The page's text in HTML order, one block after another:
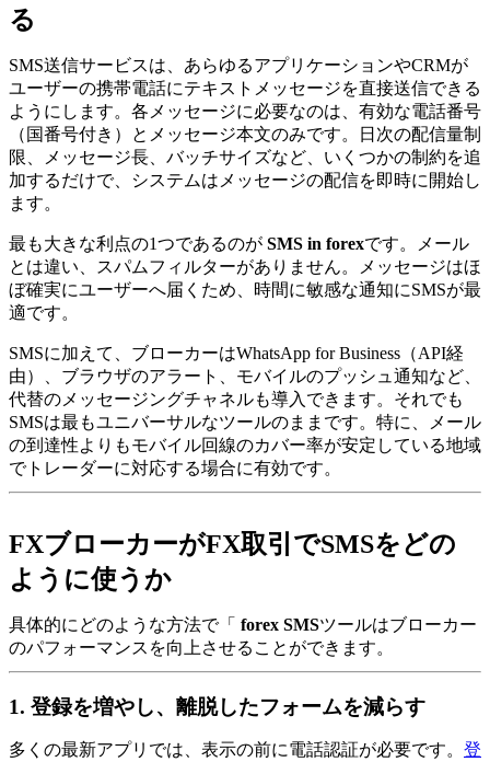
る
SMS送信サービスは、あらゆるアプリケーションやCRMが
ユーザーの携帯電話にテキストメッセージを直接送信できる
ようにします。各メッセージに必要なのは、有効な電話番号
（国番号付き）とメッセージ本文のみです。日次の配信量制
限、メッセージ長、バッチサイズなど、いくつかの制約を追
加するだけで、システムはメッセージの配信を即時に開始し
ます。
最も大きな利点の1つであるのが SMS in forexです。メール
とは違い、スパムフィルターがありません。メッセージはほ
ぼ確実にユーザーへ届くため、時間に敏感な通知にSMSが最
適です。
SMSに加えて、ブローカーはWhatsApp for Business（API経
由）、ブラウザのアラート、モバイルのプッシュ通知など、
代替のメッセージングチャネルも導入できます。それでも
SMSは最もユニバーサルなツールのままです。特に、メール
の到達性よりもモバイル回線のカバー率が安定している地域
でトレーダーに対応する場合に有効です。
FXブローカーがFX取引でSMSをどの
ように使うか
具体的にどのような方法で「 forex SMSツールはブローカー
のパフォーマンスを向上させることができます。
1. 登録を増やし、離脱したフォームを減らす
多くの最新アプリでは、表示の前に電話認証が必要です。 登